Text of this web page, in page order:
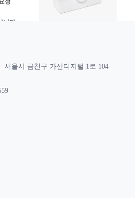
서울시 금천구 가산디지털 1로 104